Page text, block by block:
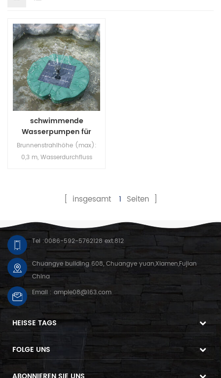
schwimmende
Wasserpumpen für
Solarstrom im Freien
mit Lilienblatt-Pad
Brunnenstrahlhöhe (max):
0,3 m, Wasserdurchfluss
[ insgesamt 1 Seiten ]
Tel :0086-592-5762128 ext.812
Chuangye building 608, Chuangye yuan,Xiamen,Fujian
China
Email : ample08@163.com
HEISSE TAGS
FOLGE UNS